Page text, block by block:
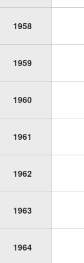
1958
1959
1960
1961
1962
1963
1964